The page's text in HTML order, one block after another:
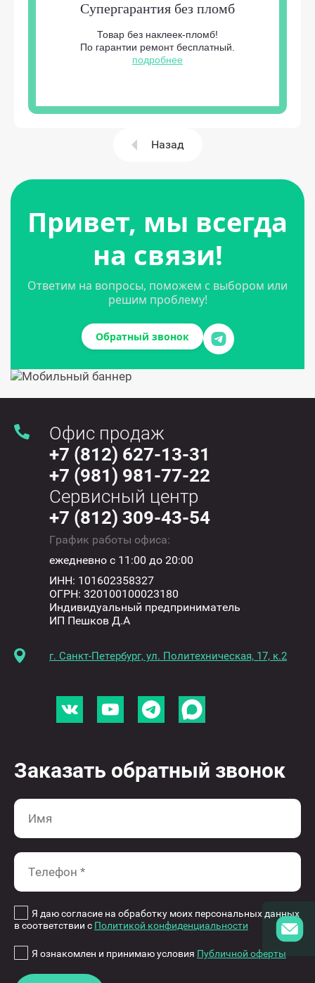
Супергарантия без пломб
Товар без наклеек-пломб!
По гарантии ремонт бесплатный.
подробнее
Назад
Привет, мы всегда
на связи!
Ответим на вопросы, поможем с выбором или
решим проблему!
Обратный звонок
Заказать обратный звонок
Я даю согласие на обработку моих персональных данных
в соответствии с Политикой конфиденциальности
Я ознакомлен и принимаю условия Публичной оферты
Офис продаж
+7 (812) 627-13-31
+7 (981) 981-77-22
Сервисный центр
+7 (812) 309-43-54
График работы офиса:
ежедневно с 11:00 до 20:00
ИНН: 101602358327
ОГРН: 320100100023180
Индивидуальный предприниматель
ИП Пешков Д.А
г. Санкт-Петербург, ул. Политехническая, 17, к.2